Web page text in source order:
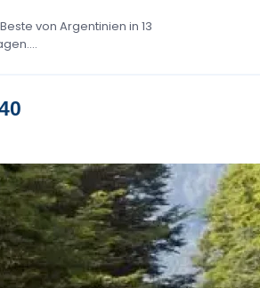
von Argentinien in 13